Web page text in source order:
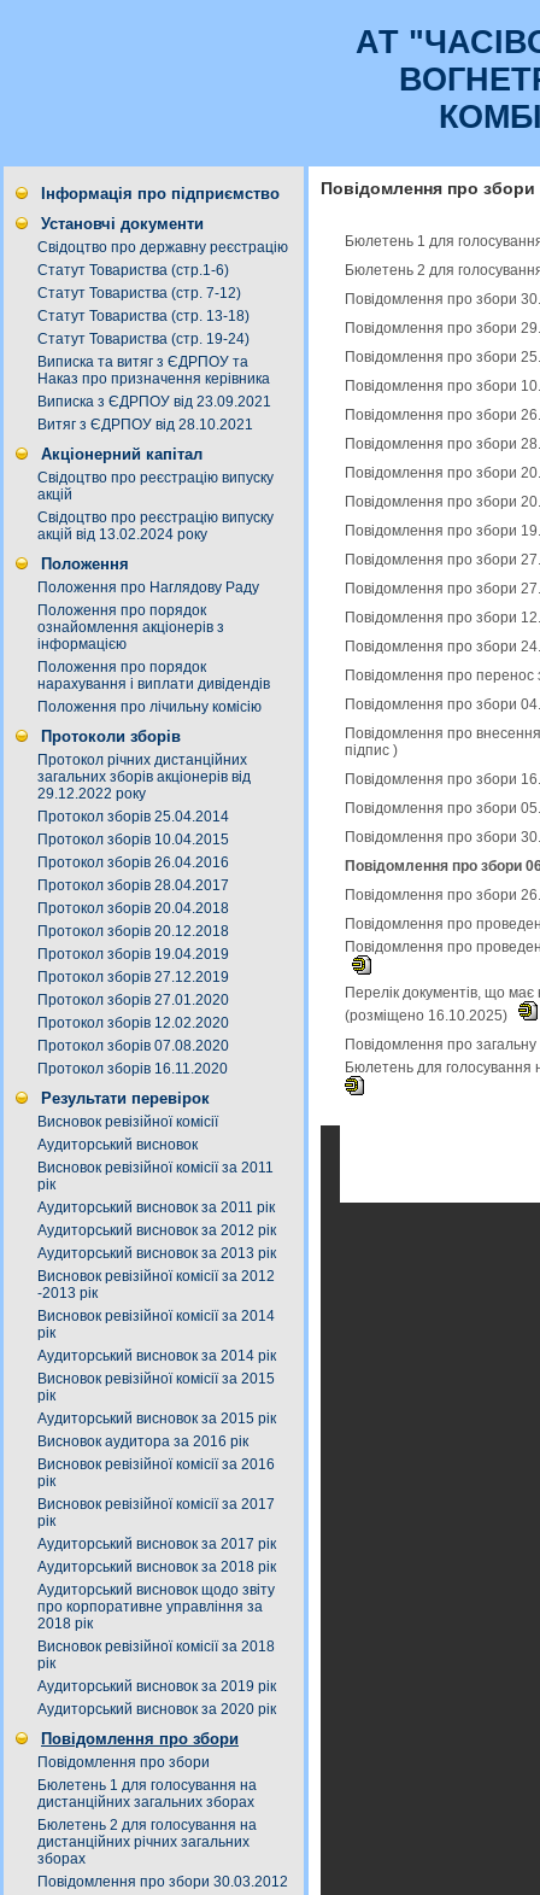
АТ
Інформація про підприємство
Установчі документи
Свідоцтво про державну реєстрацію
Статут Товариства (стр.1-6)
Статут Товариства (стр. 7-12)
Статут Товариства (стр. 13-18)
Статут Товариства (стр. 19-24)
Виписка та витяг з ЄДРПОУ та
Наказ про призначення керівника
Виписка з ЄДРПОУ від 23.09.2021
Витяг з ЄДРПОУ від 28.10.2021
Акціонерний капітал
Свідоцтво про реєстрацію випуску
акцій
Свідоцтво про реєстрацію випуску
акцій від 13.02.2024 року
Положення
Положення про Наглядову Раду
Положення про порядок
ознайомлення акціонерів з
інформацією
Положення про порядок
нарахування і виплати дивідендів
Положення про лічильну комісію
Протоколи зборів
Протокол річних дистанційних
загальних зборів акціонерів від
29.12.2022 року
Протокол зборів 25.04.2014
Протокол зборів 10.04.2015
Протокол зборів 26.04.2016
Протокол зборів 28.04.2017
Протокол зборів 20.04.2018
Протокол зборів 20.12.2018
Протокол зборів 19.04.2019
Протокол зборів 27.12.2019
Протокол зборів 27.01.2020
Протокол зборів 12.02.2020
Протокол зборів 07.08.2020
Протокол зборів 16.11.2020
Результати перевірок
Висновок ревізійної комісії
Аудиторський висновок
Висновок ревізійної комісії за 2011
рік
Аудиторський висновок за 2011 рік
Аудиторський висновок за 2012 рік
Аудиторський висновок за 2013 рік
Висновок ревізійної комісії за 2012
-2013 рік
Висновок ревізійної комісії за 2014
рік
Аудиторський висновок за 2014 рік
Висновок ревізійної комісії за 2015
рік
Аудиторський висновок за 2015 рік
Висновок аудитора за 2016 рік
Висновок ревізійної комісії за 2016
рік
Висновок ревізійної комісії за 2017
рік
Аудиторський висновок за 2017 рік
Аудиторський висновок за 2018 рік
Аудиторський висновок щодо звіту
про корпоративне управління за
2018 рік
Висновок ревізійної комісії за 2018
рік
Аудиторський висновок за 2019 рік
Аудиторський висновок за 2020 рік
Повідомлення про збори
Повідомлення про збори
Бюлетень 1 для голосування на
дистанційних загальних зборах
Бюлетень 2 для голосування на
дистанційних річних загальних
зборах
Повідомлення про збори 30.03.2012
Повідомлення про збори
Бюлетень 1 для
Бюлетень 2 для
Повідомлення про збори
Повідомлення про збори
Повідомлення про збори
Повідомлення про збори
Повідомлення про збори
Повідомлення про збори
Повідомлення про збори
Повідомлення про збори
Повідомлення про збори
Повідомлення про збори
Повідомлення про збори
Повідомлення про збори
Повідомлення про збори
Повідомлення про
Повідомлення про збори
Повідомлення про
підпис )
Повідомлення про збори
Повідомлення про збори
Повідомлення про збори
Повідомлення про збори
Повідомлення про збори
Повідомлення про
Повідомлення про
Перелік документів, що має
(розміщено 16.10.2025)
Повідомлення про
Бюлетень для голосування